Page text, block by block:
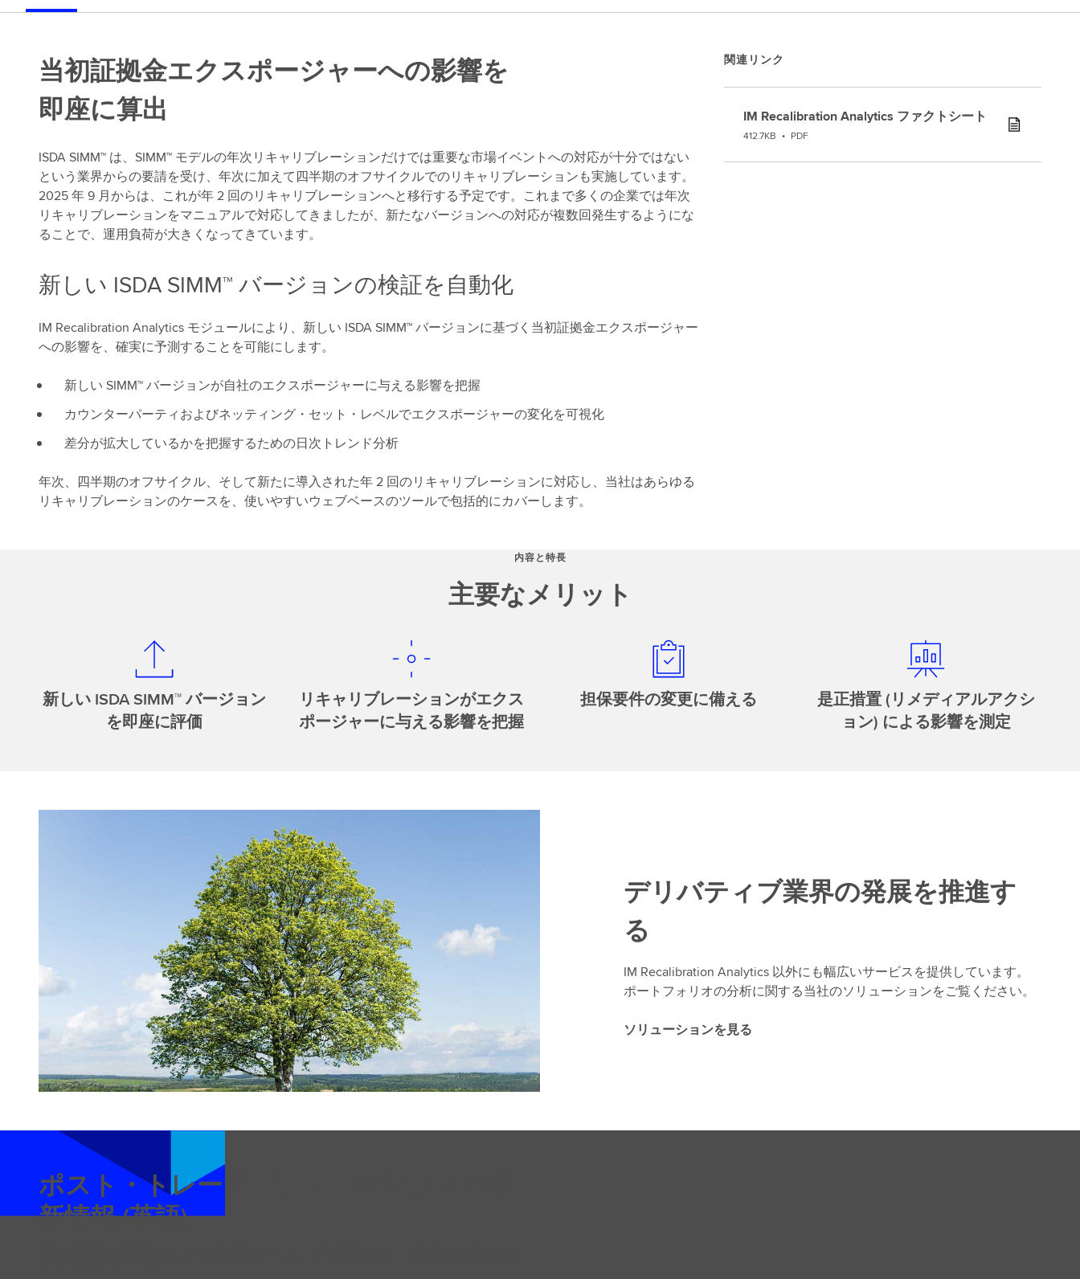
当初証拠金エクスポージャーへの影響を
即座に算出
ISDA SIMM™ は、SIMM™ モデルの年次リキャリブレーションだけでは重要な市場イベントへの対応が十分ではない
という業界からの要請を受け、年次に加えて四半期のオフサイクルでのリキャリブレーションも実施しています。
2025 年 9 月からは、これが年 2 回のリキャリブレーションへと移行する予定です。これまで多くの企業では年次
リキャリブレーションをマニュアルで対応してきましたが、新たなバージョンへの対応が複数回発生するようにな
ることで、運用負荷が大きくなってきています。
新しい ISDA SIMM™ バージョンの検証を自動化
IM Recalibration Analytics モジュールにより、新しい ISDA SIMM™ バージョンに基づく当初証拠金エクスポージャー
への影響を、確実に予測することを可能にします。
新しい SIMM™ バージョンが自社のエクスポージャーに与える影響を把握
カウンターパーティおよびネッティング・セット・レベルでエクスポージャーの変化を可視化
差分が拡大しているかを把握するための日次トレンド分析
年次、四半期のオフサイクル、そして新たに導入された年 2 回のリキャリブレーションに対応し、当社はあらゆる
リキャリブレーションのケースを、使いやすいウェブベースのツールで包括的にカバーします。
関連リンク
IM Recalibration Analytics ファクトシート
412.7KB • PDF
内容と特長
主要なメリット
新しい ISDA SIMM™ バージョン
を即座に評価
リキャリブレーションがエクス
ポージャーに与える影響を把握
担保要件の変更に備える
是正措置 (リメディアルアクシ
ョン) による影響を測定
デリバティブ業界の発展を推進す
る
IM Recalibration Analytics 以外にも幅広いサービスを提供しています。
ポートフォリオの分析に関する当社のソリューションをご覧ください。
ソリューションを見る
ポスト・トレード・ソリューションの最
新情報 (英語)